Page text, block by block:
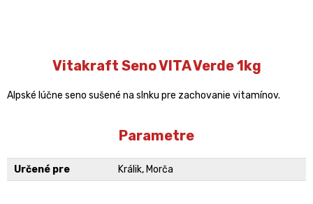
Vitakraft Seno VITA Verde 1kg
Alpské lúčne seno sušené na slnku pre zachovanie vitamínov.
Parametre
Určené pre Králik, Morča